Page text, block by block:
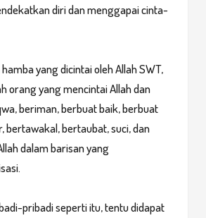
diri dan menggapai cinta-
yang dicintai oleh Allah SWT,
orang yang mencintai Allah dan
beriman, berbuat baik, berbuat
bertawakal, bertaubat, suci, dan
dalam barisan yang
pribadi seperti itu, tentu didapat